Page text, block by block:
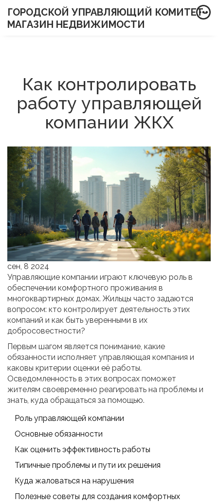
ГОРОДСКОЙ УПРАВЛЯЮЩИЙ КОМИТЕТ-
МАГАЗИН НЕДВИЖИМОСТИ
Как контролировать
работу управляющей
компании ЖКХ
сен, 8 2024
Управляющие компании играют ключевую роль в
обеспечении комфортного проживания в
многоквартирных домах. Жильцы часто задаются
вопросом: кто контролирует деятельность этих
компаний и как быть уверенными в их
добросовестности?
Первым шагом является понимание, какие
обязанности исполняет управляющая компания и
каковы критерии оценки её работы.
Осведомленность в этих вопросах поможет
жителям своевременно реагировать на проблемы и
знать, куда обращаться за помощью.
Роль управляющей компании
Основные обязанности
Как оценить эффективность работы
Типичные проблемы и пути их решения
Куда жаловаться на нарушения
Полезные советы для создания комфортных